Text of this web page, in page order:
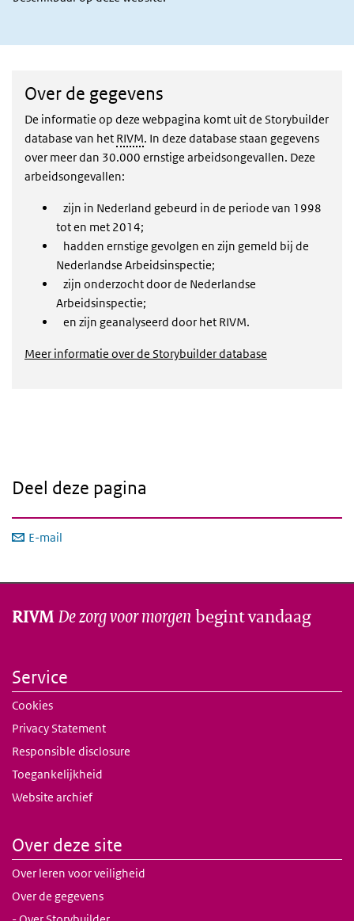
Over de gegevens
De informatie op deze webpagina komt uit de Storybuilder
database van het RIVM. In deze database staan gegevens
over meer dan 30.000 ernstige arbeidsongevallen. Deze
arbeidsongevallen:
zijn in Nederland gebeurd in de periode van 1998
tot en met 2014;
hadden ernstige gevolgen en zijn gemeld bij de
Nederlandse Arbeidsinspectie;
zijn onderzocht door de Nederlandse
Arbeidsinspectie;
en zijn geanalyseerd door het RIVM.
Meer informatie over de Storybuilder database
Deel deze pagina
E-mail
RIVMDe zorg voor morgen begint vandaag
Service
Cookies
Privacy Statement
Responsible disclosure
Toegankelijkheid
Website archief
Over deze site
Over leren voor veiligheid
Over de gegevens